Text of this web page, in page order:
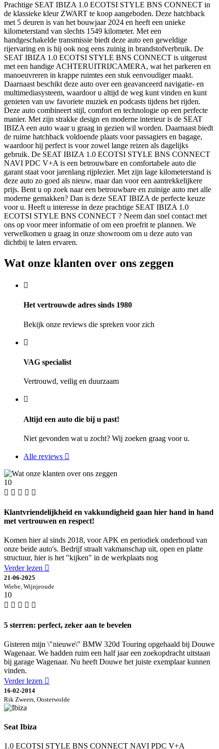
Prachtige SEAT IBIZA 1.0 ECOTSI STYLE BNS CONNECT in
de klassieke kleur ZWART te koop aangeboden. Deze hatchback
met 5 deuren is van het bouwjaar 2024 en heeft een unieke
kilometerstand van slechts 1549 kilometer. Met een
handgeschakelde transmissie biedt deze auto een geweldige
rijervaring en is hij ook nog eens zuinig in brandstofverbruik. De
SEAT IBIZA 1.0 ECOTSI STYLE BNS CONNECT is uitgerust
met een handige ACHTERUITRIJCAMERA, wat het parkeren en
manoeuvreren in krappe ruimtes een stuk eenvoudiger maakt.
Daarnaast beschikt deze auto over een geavanceerd navigatie- en
multimediasysteem, waardoor u altijd de weg kunt vinden en kunt
genieten van uw favoriete muziek en podcasts tijdens het rijden.
Deze auto combineert stijl, comfort en technologie op een perfecte
manier. Met zijn strakke design en moderne interieur is de SEAT
IBIZA een auto waar u graag in gezien wil worden. Daarnaast biedt
de ruime hatchback voldoende plaats voor passagiers en bagage,
waardoor hij perfect is voor zowel lange reizen als dagelijks
gebruik. De SEAT IBIZA 1.0 ECOTSI STYLE BNS CONNECT
NAVI PDC V+A is een betrouwbare en comfortabele auto die
garant staat voor jarenlang rijplezier. Met zijn lage kilometerstand is
deze auto zo goed als nieuw, maar dan voor een aantrekkelijkere
prijs. Bent u op zoek naar een betrouwbare en zuinige auto met alle
moderne gemakken? Dan is deze SEAT IBIZA de perfecte keuze
voor u. Heeft u interesse in deze prachtige SEAT IBIZA 1.0
ECOTSI STYLE BNS CONNECT ? Neem dan snel contact met
ons op voor meer informatie of om een proefrit te plannen. We
verwelkomen u graag in onze showroom om u deze auto van
dichtbij te laten ervaren.
Wat onze klanten over ons zeggen
Het vertrouwde adres sinds 1980
Bekijk onze reviews die spreken voor zich
VAG specialist
Vertrouwd, veilig en duurzaam
Altijd een auto die bij u past!
Niet gevonden wat u zocht? Wij zoeken graag voor u.
Alle reviews
10
Klantvriendelijkheid en vakkundigheid gaan hier hand in hand
met vertrouwen en respect!
Komen hier al sinds 2018, voor APK en periodiek onderhoud van
onze beide auto's. Bedrijf straalt vakmanschap uit, open en platte
structuur, hier is het "kijken" in de werkplaats nog
Verder lezen
21-06-2025
Wiebe, Wijnjeoude
10
5 sterren: perfect, zeker aan te bevelen
Gisteren mijn \"nieuwe\" BMW 320d Touring opgehaald bij Douwe
Wagenaar. We hadden ruim een half jaar een zoekopdracht uitstaan
bij garage Wagenaar. Nu heeft Douwe het juiste exemplaar kunnen
vinden.
Verder lezen
16-02-2014
Rik Zweers, Oosterwolde
Seat Ibiza
1.0 ECOTSI STYLE BNS CONNECT NAVI PDC V+A